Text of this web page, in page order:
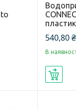
540,80 ₴
В